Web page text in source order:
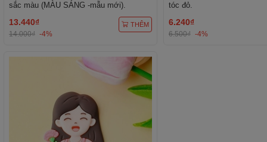
sắc màu (MÀU SÁNG -mẫu mới).
13.440₫
14.000₫ -4%
THÊM
tóc đỏ.
6.240₫
6.500₫ -4%